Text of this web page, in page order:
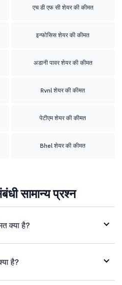
एच डी एफ सी शेयर की कीमत
इन्फोसिस शेयर की कीमत
अडानी पावर शेयर की कीमत
Rvnl शेयर की कीमत
पेटीएम शेयर की कीमत
Bhel शेयर की कीमत
सामान्य प्रश्न
क्या है?
है?